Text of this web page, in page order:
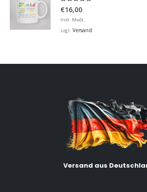
€16,00
Inkl. MwSt.
zzgl. Versand
Versand aus